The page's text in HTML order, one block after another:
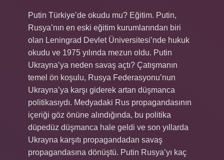
Putin Türkiye’de okudu mu? Eğitim. Putin,
Rusya’nın en eski eğitim kurumlarından biri
olan Leningrad Devlet Üniversitesi’nde hukuk
okudu ve 1975 yılında mezun oldu. Putin
Ukrayna’ya neden savaş açtı? Çatışmanın
temel ön koşulu, Rusya Federasyonu’nun
Ukrayna’ya karşı giderek artan düşmanca
politikasıydı. Medyadaki Rus propagandasının
içeriği göz önüne alındığında, bu politika
düpedüz düşmanca hale geldi ve son yıllarda
Ukrayna karşıtı propagandadan savaş
propagandasına dönüştü. Putin Rusya’yı kaç